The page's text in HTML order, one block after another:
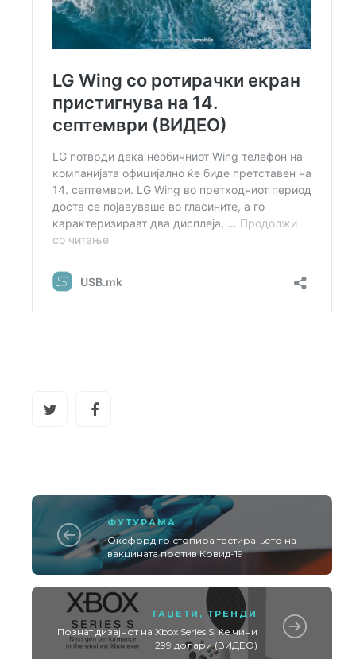
ФУТУРАМА
Оксфорд го стопира тестирањето на
вакцината против Ковид-19
ГАЏЕТИ , ТРЕНДИ
Познат дизајнот на Xbox Series S, ќе чини
299 долари (ВИДЕО)